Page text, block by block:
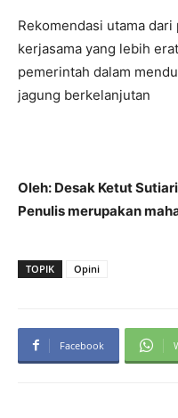
Rekomendasi utama
kerjasama yang lebih
pemerintah dalam
jagung berkelanjutan
Oleh: Desak Ketut Sutiari
Penulis merupakan
TOPIK Opini
Facebook